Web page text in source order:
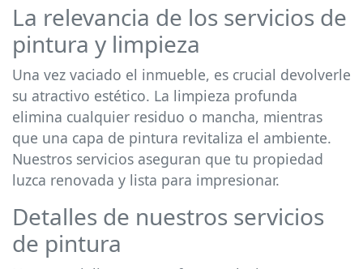
La relevancia de los servicios de
pintura y limpieza
Una vez vaciado el inmueble, es crucial devolverle
su atractivo estético. La limpieza profunda
elimina cualquier residuo o mancha, mientras
que una capa de pintura revitaliza el ambiente.
Nuestros servicios aseguran que tu propiedad
luzca renovada y lista para impresionar.
Detalles de nuestros servicios
de pintura